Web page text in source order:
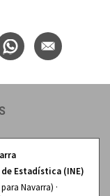
Estadística (INE)
Navarra) ·